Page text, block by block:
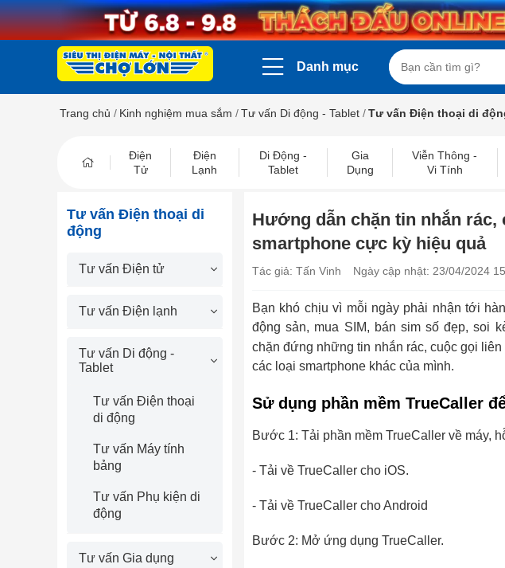
Danh mục
Trang chủ / Kinh nghiệm mua sắm /Tư vấn Di động - Tablet /Tư vấn Điện thoại di
Điện
Tử
Điện
Lạnh
Di Động -
Tablet
Gia
Dụng
Viễn Thông -
Vi Tính
Tư vấn Điện thoại di
động
Tư vấn Điện tử
Tư vấn Điện lạnh
Tư vấn Di động -
Tablet
Tư vấn Điện thoại
di động
Tư vấn Máy tính
bảng
Tư vấn Phụ kiện di
động
Tư vấn Gia dụng
Hướng dẫn chặn tin nhắn
smartphone cực kỳ hiệu quả
Tác giả: Tấn Vinh Ngày cập nhật: 23/04/2024
Bạn khó chịu vì mỗi ngày phải nhận tới
động sản, mua SIM, bán sim số đẹp, soi
chặn đứng những tin nhắn rác, cuộc gọi
các loại smartphone khác của mình.
Sử dụng phần mềm TrueCaller
Bước 1: Tải phần mềm TrueCaller về máy,
- Tải về TrueCaller cho iOS.
- Tải về TrueCaller cho Android
Bước 2: Mở ứng dụng TrueCaller.